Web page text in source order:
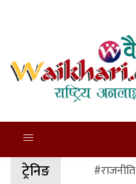
ट्रेनिङ #राजनीति